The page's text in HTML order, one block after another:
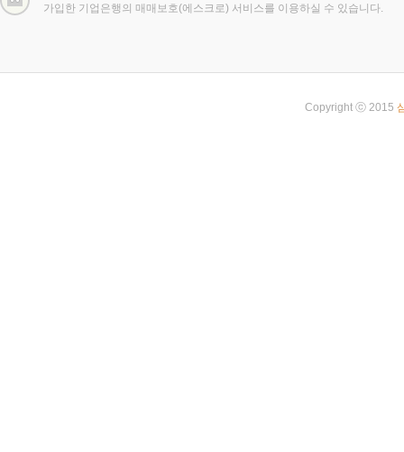
가입한 기업은행의 매매보호(에스크로) 서비스를 이용하실 수 있습니다.
Copyright ⓒ 2015